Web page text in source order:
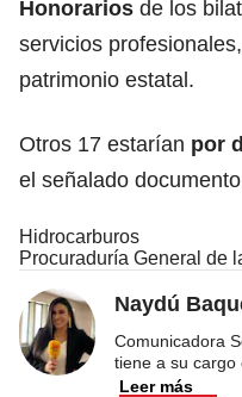
Honorarios de los
servicios
patrimonio estatal.
Otros 17 estarían por
el señalado
Hidrocarburos
Procuraduría General de
Naydú
Comunicadora
tiene a su cargo
Leer más